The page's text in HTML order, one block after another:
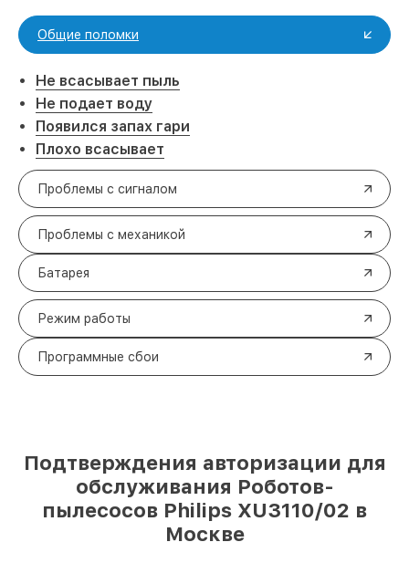
Общие поломки
Не всасывает пыль
Не подает воду
Появился запах гари
Плохо всасывает
Проблемы с сигналом
Проблемы с механикой
Батарея
Режим работы
Программные сбои
Подтверждения авторизации для
обслуживания Роботов-
пылесосов Philips XU3110/02 в
Москве